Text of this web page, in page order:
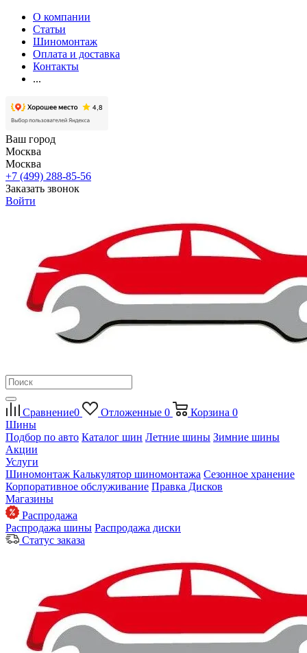
О компании
Статьи
Шиномонтаж
Оплата и доставка
Контакты
...
Ваш город
Москва
Москва
+7 (499) 288-85-56
Заказать звонок
Войти
Сравнение0 Отложенные 0 Корзина 0
Шины
Подбор по авто Каталог шин Летние шины Зимние шины
Акции
Услуги
Шиномонтаж Калькулятор шиномонтажа Сезонное хранение
Корпоративное обслуживание Правка Дисков
Магазины
Распродажа
Распродажа шины Распродажа диски
Статус заказа